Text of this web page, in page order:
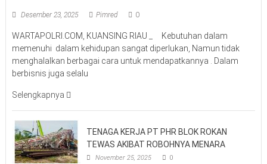
Desember 23, 2025 Pimred 0
WARTAPOLRI.COM, KUANSING RIAU _ Kebutuhan dalam
memenuhi dalam kehidupan sangat diperlukan, Namun tidak
menghalalkan berbagai cara untuk mendapatkannya . Dalam
berbisnis juga selalu
Selengkapnya
TENAGA KERJA PT PHR BLOK ROKAN
TEWAS AKIBAT ROBOHNYA MENARA
November 25, 2025 0